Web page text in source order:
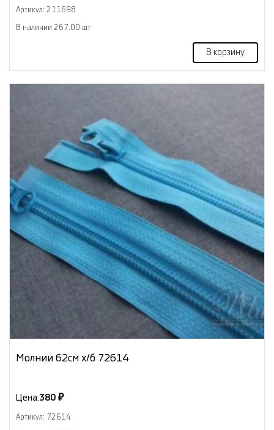
Артикул: 211698
В наличии 267.00 шт
В корзину
Молнии 62см х/б 72614
Цена:380 ₽
Артикул: 72614